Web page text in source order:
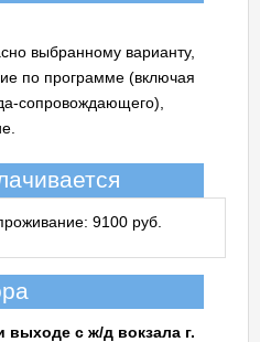
выбранному варианту,
по программе (включая
сопровождающего),
9100 руб.
выходе с ж/д вокзала г.